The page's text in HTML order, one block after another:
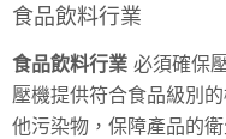
食品飲料行業
食品飲料行業 必須確保
壓機提供符合食品級別
他污染物，保障產品的